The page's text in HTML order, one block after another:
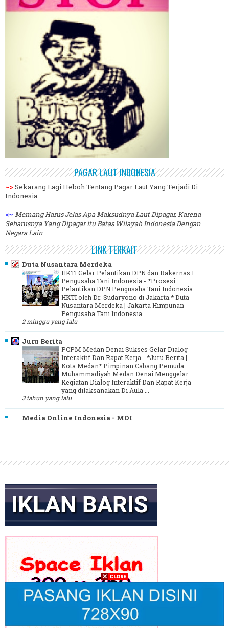
PAGAR LAUT INDONESIA
~>Sekarang Lagi Heboh Tentang Pagar Laut Yang Terjadi Di
Indonesia
<~ Memang Harus Jelas Apa Maksudnya Laut Dipagar, Karena
Seharusnya Yang Dipagar itu Batas Wilayah Indonesia Dengan
Negara Lain
LINK TERKAIT
Duta Nusantara Merdeka
HKTI Gelar Pelantikan DPN dan Rakernas I
Pengusaha Tani Indonesia - *Prosesi
Pelantikan DPN Pengusaha Tani Indonesia
HKTI oleh Dr. Sudaryono di Jakarta.* Duta
Nusantara Merdeka | Jakarta Himpunan
Pengusaha Tani Indonesia ...
2 minggu yang lalu
Juru Berita
PCPM Medan Denai Sukses Gelar Dialog
Interaktif Dan Rapat Kerja - *Juru Berita |
Kota Medan* Pimpinan Cabang Pemuda
Muhammadiyah Medan Denai Menggelar
Kegiatan Dialog Interaktif Dan Rapat Kerja
yang dilaksanakan Di Aula ...
3 tahun yang lalu
Media Online Indonesia - MOI
-